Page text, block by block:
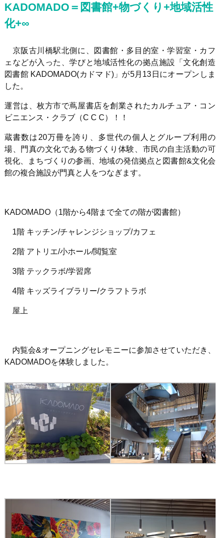
KADOMADO＝図書館+物づくり+地域活性
化+∞
京阪古川橋駅北側に、図書館・多目的室・学習室・カフ
ェなどが入った、学びと地域活性化の拠点施設「文化創造
図書館 KADOMADO(カドマド)」が5月13日にオープンしま
した。
運営は、枚方市で蔦屋書店を創業されたカルチュア・コン
ビニエンス・クラブ（C C C）！！
蔵書数は20万冊を誇り、多世代の個人とグループ利用の
場、門真の文化である物づくり体験、市民の自主活動の可
視化、まちづくりの参画、地域の発信拠点と図書館&文化会
館の複合施設が門真と人をつなぎます。
KADOMADO（1階から4階まで全ての階が図書館）
1階 キッチン/チャレンジショップ/カフェ
2階 アトリエ/小ホール/閲覧室
3階 テックラボ/学習席
4階 キッズライブラリー/クラフトラボ
屋上
内覧会&オープニングセレモニーに参加させていただき、
KADOMADOを体験しました。